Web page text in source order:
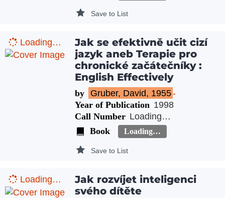
Save to List
Loading…
Jak se efektivně učit cizí
jazyk aneb Terapie pro
chronické začátečníky :
English Effectively
by Gruber, David, 1955-
Year of Publication 1998
Call Number Loading…
Book
Loading…
Save to List
Loading…
Jak rozvíjet inteligenci
svého dítěte